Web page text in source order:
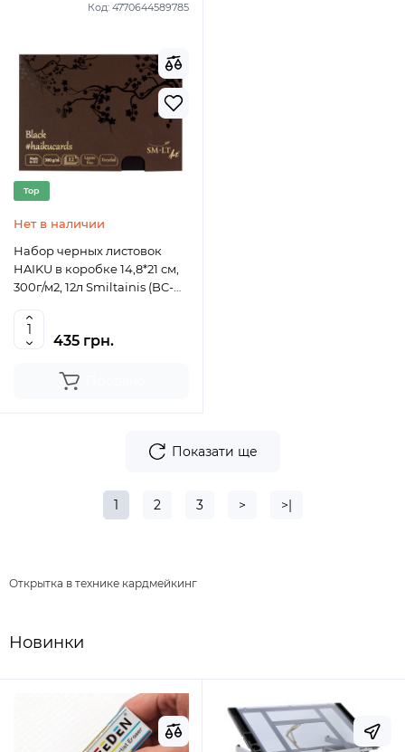
Код: 4770644589785
Top
Нет в наличии
Набор черных листовок
HAIKU в коробке 14,8*21 см,
300г/м2, 12л Smiltainis (BC-
435 грн.
Показати ще
1 2 3 > >|
Открытка в технике кардмейкинг
Новинки